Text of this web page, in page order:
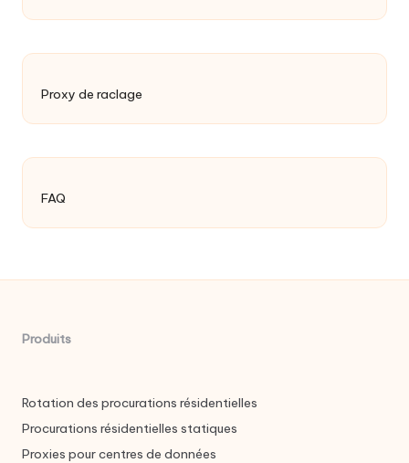
Proxy de raclage
FAQ
Produits
Rotation des procurations résidentielles
Procurations résidentielles statiques
Proxies pour centres de données